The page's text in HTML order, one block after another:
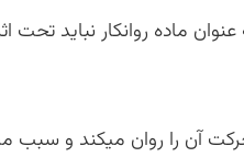
ماده روانکار نباید تحت
آن را روان میکند و سبب